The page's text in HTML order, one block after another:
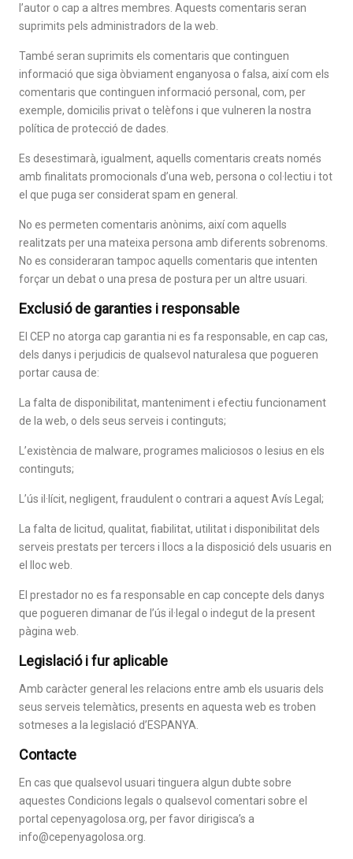
l’autor o cap a altres membres. Aquests comentaris seran
suprimits pels administradors de la web.
També seran suprimits els comentaris que continguen
informació que siga òbviament enganyosa o falsa, així com els
comentaris que continguen informació personal, com, per
exemple, domicilis privat o telèfons i que vulneren la nostra
política de protecció de dades.
Es desestimarà, igualment, aquells comentaris creats només
amb finalitats promocionals d’una web, persona o col·lectiu i tot
el que puga ser considerat spam en general.
No es permeten comentaris anònims, així com aquells
realitzats per una mateixa persona amb diferents sobrenoms.
No es consideraran tampoc aquells comentaris que intenten
forçar un debat o una presa de postura per un altre usuari.
Exclusió de garanties i responsable
El CEP no atorga cap garantia ni es fa responsable, en cap cas,
dels danys i perjudicis de qualsevol naturalesa que pogueren
portar causa de:
La falta de disponibilitat, manteniment i efectiu funcionament
de la web, o dels seus serveis i continguts;
L’existència de malware, programes maliciosos o lesius en els
continguts;
L’ús il·lícit, negligent, fraudulent o contrari a aquest Avís Legal;
La falta de licitud, qualitat, fiabilitat, utilitat i disponibilitat dels
serveis prestats per tercers i llocs a la disposició dels usuaris en
el lloc web.
El prestador no es fa responsable en cap concepte dels danys
que pogueren dimanar de l’ús il·legal o indegut de la present
pàgina web.
Legislació i fur aplicable
Amb caràcter general les relacions entre amb els usuaris dels
seus serveis telemàtics, presents en aquesta web es troben
sotmeses a la legislació d’ESPANYA.
Contacte
En cas que qualsevol usuari tinguera algun dubte sobre
aquestes Condicions legals o qualsevol comentari sobre el
portal cepenyagolosa.org, per favor dirigisca’s a
info@cepenyagolosa.org.